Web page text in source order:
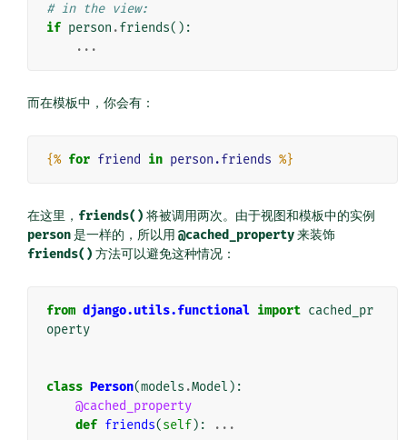
# in the view:
if person .friends():
...
而在模板中，你会有：
{% for friend in person.friends %}
在这里， friends() 将被调用两次。由于视图和模板中的实例
person是一样的，所以用 @cached_property来装饰
friends() 方法可以避免这种情况：
from django.utils.functional import cached_pr
operty
class Person(models .Model ):
@cached_property
def friends(self): ...